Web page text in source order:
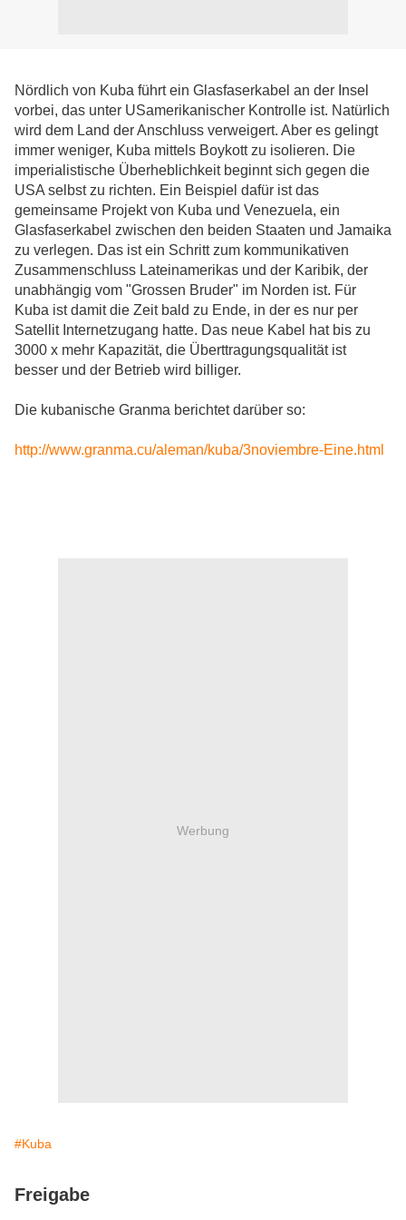
Nördlich von Kuba führt ein Glasfaserkabel an der Insel
vorbei, das unter USamerikanischer Kontrolle ist. Natürlich
wird dem Land der Anschluss verweigert. Aber es gelingt
immer weniger, Kuba mittels Boykott zu isolieren. Die
imperialistische Überheblichkeit beginnt sich gegen die
USA selbst zu richten. Ein Beispiel dafür ist das
gemeinsame Projekt von Kuba und Venezuela, ein
Glasfaserkabel zwischen den beiden Staaten und Jamaika
zu verlegen. Das ist ein Schritt zum kommunikativen
Zusammenschluss Lateinamerikas und der Karibik, der
unabhängig vom "Grossen Bruder" im Norden ist. Für
Kuba ist damit die Zeit bald zu Ende, in der es nur per
Satellit Internetzugang hatte. Das neue Kabel hat bis zu
3000 x mehr Kapazität, die Überttragungsqualität ist
besser und der Betrieb wird billiger.
Die kubanische Granma berichtet darüber so:
http://www.granma.cu/aleman/kuba/3noviembre-Eine.html
Werbung
#Kuba
Freigabe